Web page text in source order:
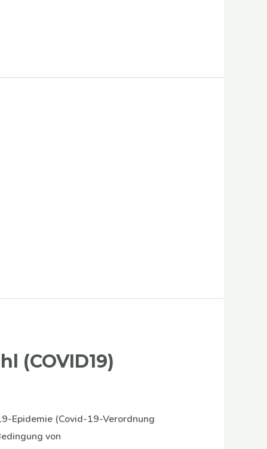
(COVID19)
Epidemie (Covid-19-Verordnung
von